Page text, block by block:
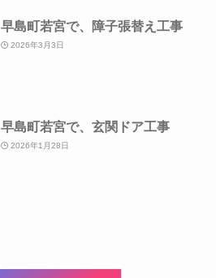
早島町若宮で、障子張替え工事
2026年3月3日
早島町若宮で、玄関ドア工事
2026年1月28日